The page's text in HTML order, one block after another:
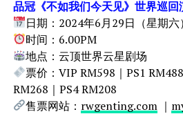
品冠《不如我们今天见》世界巡回
日期：2024年6月29日（星期六）
时间：6.00PM
地点：云顶世界云星剧场
票价：VIP RM598｜PS1
RM268｜PS4 RM208
售票网站： rwgenting.com｜